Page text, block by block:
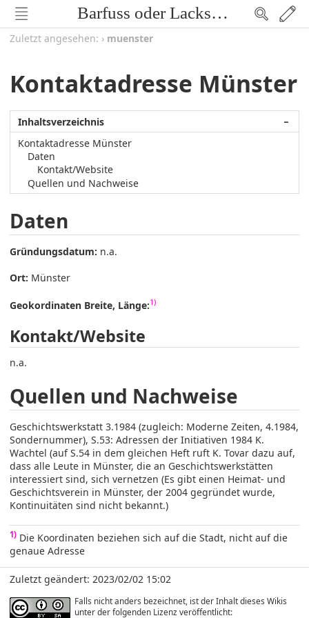
Barfuss oder Lackschuh
Zuletzt angesehen: › muenster
Kontaktadresse Münster
−
Inhaltsverzeichnis
Kontaktadresse Münster
Daten
Kontakt/Website
Quellen und Nachweise
Daten
Gründungsdatum: n.a.
Ort: Münster
Geokordinaten Breite, Länge:1)
Kontakt/Website
n.a.
Quellen und Nachweise
Geschichtswerkstatt 3.1984 (zugleich: Moderne Zeiten, 4.1984,
Sondernummer), S.53: Adressen der Initiativen 1984 K.
Wachtel (auf S.54 in dem gleichen Heft ruft K. Tovar dazu auf,
dass alle Leute in Münster, die an Geschichtswerkstätten
interessiert sind, sich vernetzen (Es gibt einen Heimat- und
Geschichtsverein in Münster, der 2004 gegründet wurde,
Kontinuitäten sind nicht bekannt.)
1) Die Koordinaten beziehen sich auf die Stadt, nicht auf die
genaue Adresse
Zuletzt geändert: 2023/02/02 15:02
Falls nicht anders bezeichnet, ist der Inhalt dieses Wikis
unter der folgenden Lizenz veröffentlicht: